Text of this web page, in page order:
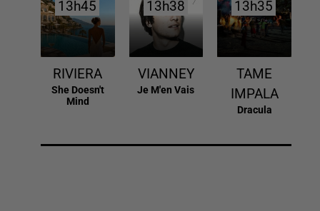
13h45
13h45
RIVIERA
She Doesn't
Mind
13h38
13h38
VIANNEY
Je M'en Vais
13h35
13h35
TAME
IMPALA
Dracula